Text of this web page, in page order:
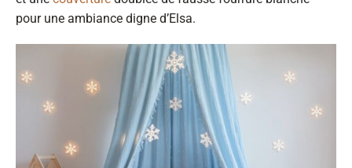
pour une ambiance digne d’Elsa.